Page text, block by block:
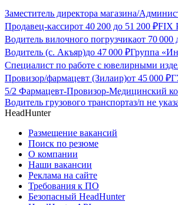
Заместитель директора магазина/
Продавец-кассирот 40 200 до 51 200 ₽FIX
Водитель вилочного погрузчикаот 70 000
Водитель (с. Акъяр)до 47 000 ₽Группа
Специалист по работе с ювелирными
Провизор/фармацевт (Зилаир)от 45 000 ₽
5/2 Фармацевт-Провизор-Медицинский
Водитель грузового транспортаз/п не
HeadHunter
Размещение вакансий
Поиск по резюме
О компании
Наши вакансии
Реклама на сайте
Требования к ПО
Безопасный HeadHunter